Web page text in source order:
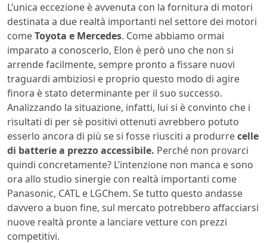
L’unica eccezione è avvenuta con la fornitura di motori
destinata a due realtà importanti nel settore dei motori
comeToyota e Mercedes. Come abbiamo ormai
imparato a conoscerlo, Elon è però uno che non si
arrende facilmente, sempre pronto a fissare nuovi
traguardi ambiziosi e proprio questo modo di agire
finora è stato determinante per il suo successo.
Analizzando la situazione, infatti, lui si è convinto che i
risultati di per sè positivi ottenuti avrebbero potuto
esserlo ancora di più se si fosse riusciti a produrrecelle
di batterie a prezzo accessibile. Perché non provarci
quindi concretamente? L’intenzione non manca e sono
ora allo studio sinergie con realtà importanti come
Panasonic, CATL e LGChem. Se tutto questo andasse
davvero a buon fine, sul mercato potrebbero affacciarsi
nuove realtà pronte a lanciare vetture con prezzi
competitivi.